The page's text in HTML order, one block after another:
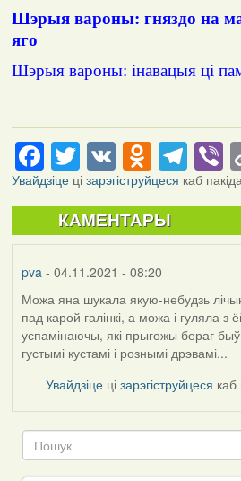
Шэрыя вароны: гняздо на
яго
Шэрыя вароны: інавацыя ці
Facebook
Twitter
VK
Увайдзіцеці зарэгіструйцеся каб
КАМЕНТАРЫ
pva- 04.11.2021 - 08:20
Можа яна шукала якую-небудзь
пад карой галінкі, а можа і гуляла з
успамінаючы, які прыгожы бераг
густымі кустамі і рознымі дрэвамі...
Увайдзіце цізарэгіструйцеся каб